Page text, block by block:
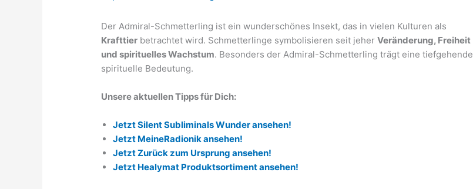
Der Admiral-Schmetterling ist ein wunderschönes Insekt, das in vielen Kulturen als
Krafttier betrachtet wird. Schmetterlinge symbolisieren seit jeherVeränderung, Freiheit
und spirituelles Wachstum. Besonders der Admiral-Schmetterling trägt eine tiefgehende
spirituelle Bedeutung.
Unsere aktuellen Tipps für Dich:
Jetzt Silent Subliminals Wunder ansehen!
Jetzt MeineRadionik ansehen!
Jetzt Zurück zum Ursprung ansehen!
Jetzt Healymat Produktsortiment ansehen!